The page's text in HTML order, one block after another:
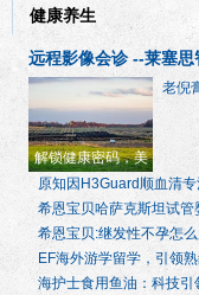
健康养生
远程影像会诊 --莱塞思
解锁健康密码，美
老倪
原知因H3Guard顺血清
希恩宝贝哈萨克斯坦试
希恩宝贝:继发性不孕怎
EF海外游学留学，引领
海护士食用鱼油：科技